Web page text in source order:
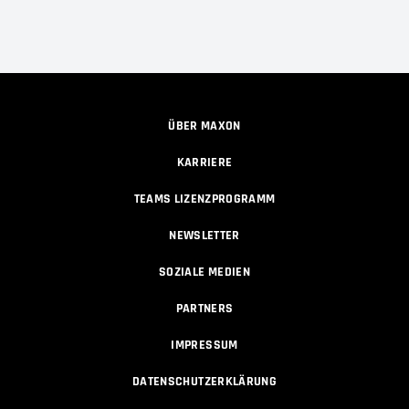
ÜBER MAXON
KARRIERE
TEAMS LIZENZPROGRAMM
NEWSLETTER
SOZIALE MEDIEN
PARTNERS
IMPRESSUM
DATENSCHUTZERKLÄRUNG